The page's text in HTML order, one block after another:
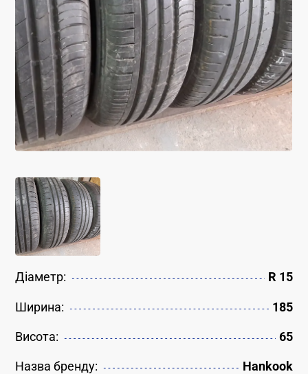
Діаметр: R 15
Ширина: 185
Висота: 65
Назва бренду: Hankook